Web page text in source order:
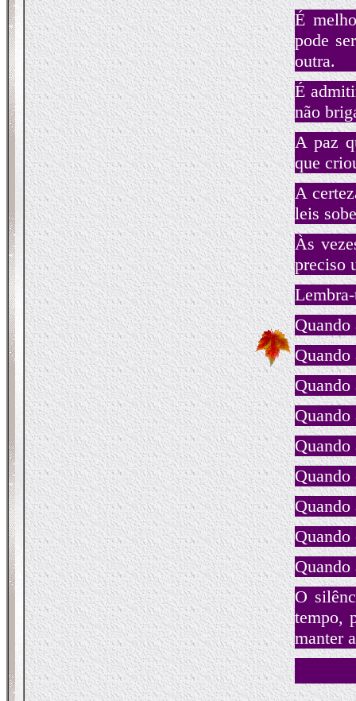
É
pode
outra.
É
não
A paz
que
A
leis
Às
preciso
Quando
Quando
Quando
O
tempo,
manter